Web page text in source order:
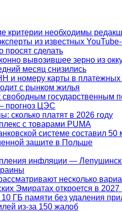
критерии необходимы
из известных
просят сделать
вывозившее зерно из
месяц снизились
и номеру карты в платежных
с рынком жилья
свободным государственным
прогноз ЦЭС
сколько платят в 2026 году
с товарами PUMA
системе составил 50
защите в Польше
инфляции —
несколько
Эмиратах откроется в 2027
ГБ памяти без удаления
из-за 150 жалоб